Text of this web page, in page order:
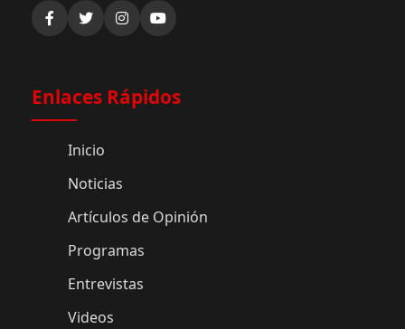
Enlaces Rápidos
Inicio
Noticias
Artículos de Opinión
Programas
Entrevistas
Videos